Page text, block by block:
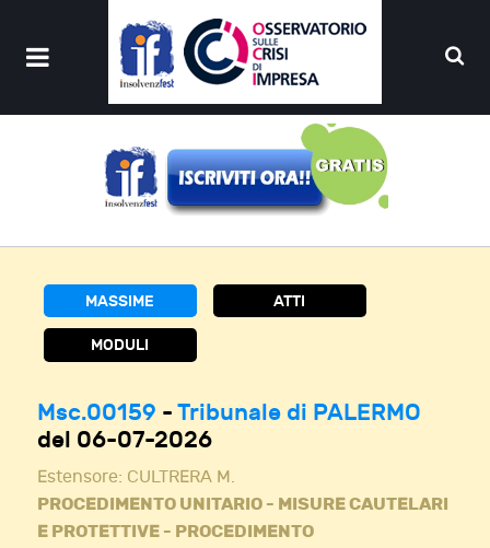
MASSIME ATTI
MODULI
Msc.00159 - Tribunale di PALERMO
del 06-07-2026
Estensore: CULTRERA M.
PROCEDIMENTO UNITARIO - MISURE CAUTELARI
E PROTETTIVE - PROCEDIMENTO